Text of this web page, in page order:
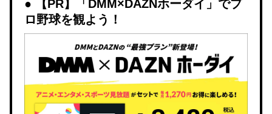
【PR】「DMM×DAZNホーダイ」でプ
ロ野球を観よう！